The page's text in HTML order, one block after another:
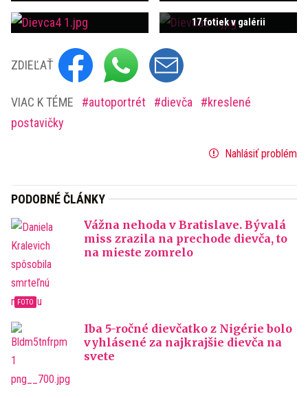
17 fotiek v galérii
ZDIEĽAŤ
VIAC K TÉME autoportrét dievča
kreslené
postavičky
Nahlásiť problém
PODOBNÉ ČLÁNKY
Vážna nehoda v Bratislave. Bývalá
miss zrazila na prechode dievča, to
na mieste zomrelo
Iba 5-ročné dievčatko z Nigérie bolo
vyhlásené za najkrajšie dievča na
svete